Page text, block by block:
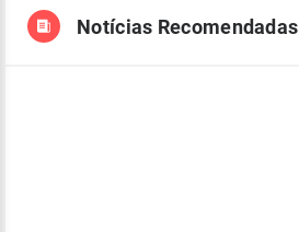
Notícias Recomendadas